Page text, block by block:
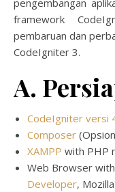
pengembangan
framework
pembaruan dan
CodeIgniter 3.
A.
CodeIgniter versi
Composer
XAMPP with PHP
Web Browser
Developer,